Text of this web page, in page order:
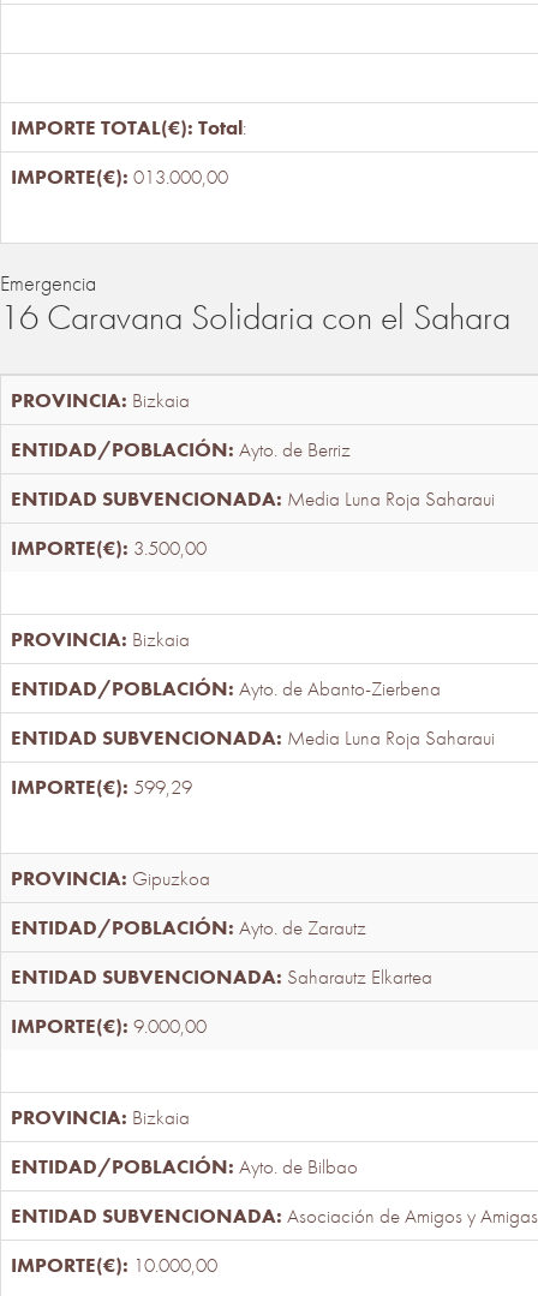
Total:
013.000,00
Emergencia
16 Caravana Solidaria con el Sahara
Bizkaia
Ayto. de Berriz
Media Luna Roja Saharaui
3.500,00
Bizkaia
Ayto. de Abanto-Zierbena
Media Luna Roja Saharaui
599,29
Gipuzkoa
Ayto. de Zarautz
Saharautz Elkartea
9.000,00
Bizkaia
Ayto. de Bilbao
Asociación de Amigos y
10.000,00